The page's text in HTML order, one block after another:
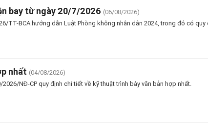
bay từ ngày 20/7/2026 (06/08/2026)
TT-BCA hướng dẫn Luật Phòng không nhân dân 2024, trong đó có
nhất (04/08/2026)
NĐ-CP quy định chi tiết về kỹ thuật trình bày văn bản hợp nhất.